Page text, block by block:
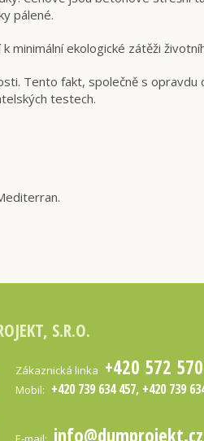
pálené.
minimální ekologické zátěži
Tento fakt, společně s opravdu
testech.
S.R.O.
Zákaznická linka +420 572
Mobil: +420 739 634 457, +420 739
info@dumprojekt.cz